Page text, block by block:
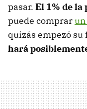
pasar. El 1% de la
puede comprar
quizás empezó su
hará